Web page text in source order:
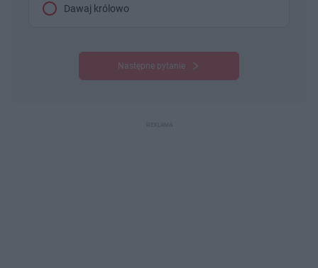
Dawaj królowo
Następne pytanie